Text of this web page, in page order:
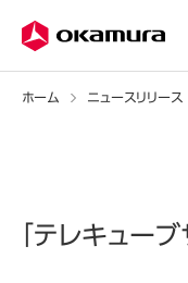
ホーム ニュースリリース
「テレキュー